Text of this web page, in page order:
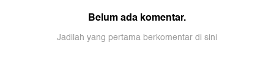
Belum ada komentar.
Jadilah yang pertama berkomentar di sini